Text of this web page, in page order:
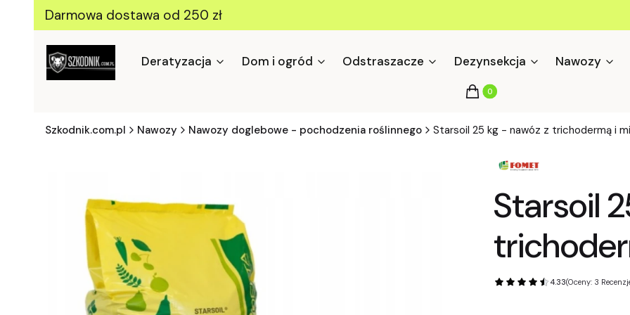
Darmowa dostawa od 250 zł
Deratyzacja Dom i ogród Odstraszacze Dezynsekcja Nawozy
Produkty w koszyku: 0. Zobacz
Koszyk
Szkodnik.com.pl Nawozy Nawozy doglebowe - pochodzenia roślinnego Starsoil 25 kg - nawóz z trichodermą i
Starsoil
4.33(Oceny: 3